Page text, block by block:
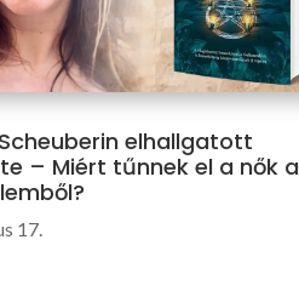
elhallgatott
– Miért tűnnek el a nők a
17.